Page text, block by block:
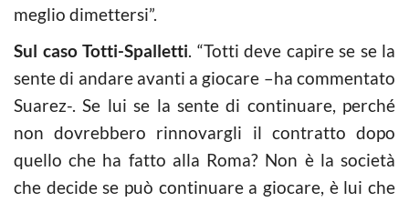
meglio dimettersi”.
Sul caso Totti-Spalletti. “Totti deve capire se se la
sente di andare avanti a giocare –ha commentato
Suarez-. Se lui se la sente di continuare, perché
non dovrebbero rinnovargli il contratto dopo
quello che ha fatto alla Roma? Non è la società
che decide se può continuare a giocare, è lui che